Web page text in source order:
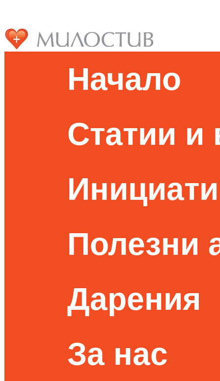
Начало
Статии и
Полезни
Дарения
За нас